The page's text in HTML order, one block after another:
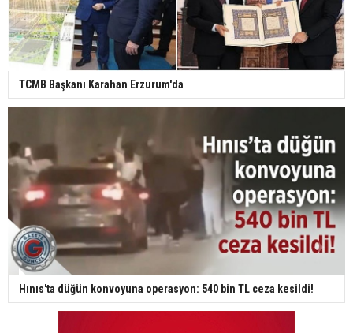
TCMB Başkanı Karahan Erzurum'da
Hınıs'ta düğün konvoyuna operasyon: 540 bin TL ceza kesildi!